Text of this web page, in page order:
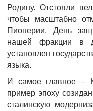
Родину. Отстояли
чтобы масштабно
Пионерии, День
нашей фракции в
установлен
языка.
И самое главное –
пример эпоху
сталинскую